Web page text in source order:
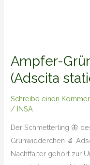
Ampfer-
(Adscita
Schreibe einen
/ INSA
Der Schmetterling 🦋
Grünwidderchen 🔬
Nachtfalter gehört zur